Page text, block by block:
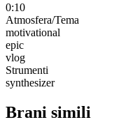
0:10
Atmosfera/Tema
motivational
epic
vlog
Strumenti
synthesizer
Brani simili